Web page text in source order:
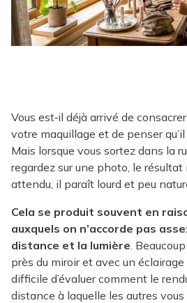
Vous est‑il déjà arrivé de
votre maquillage et de penser
Mais lorsque vous sortez dans la
regardez sur une photo, le résultat
attendu, il paraît lourd et peu
Cela se produit souvent en
auxquels on n’accorde pas
distance et la lumière .
près du miroir et avec un
difficile d’évaluer comment le
distance à laquelle les autres